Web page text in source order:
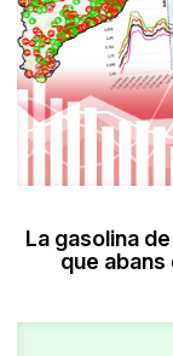
La gasolina
que